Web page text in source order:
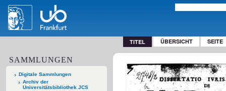
TITEL ÜBERSICHT SEITE
SAMMLUNGEN
Digitale Sammlungen
Archiv der
Universitätsbibliothek JCS